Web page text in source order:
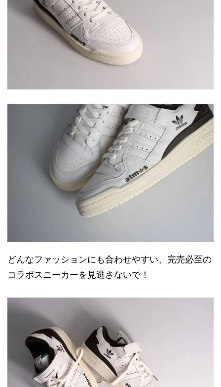
どんなファッションにも合わせやすい、完売必至の
コラボスニーカーを見逃さないで！